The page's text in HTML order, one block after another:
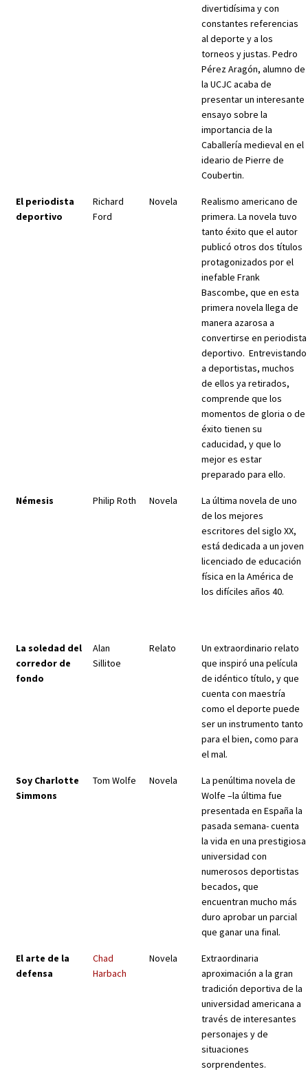
divertidísima y con
constantes referencias
al deporte y a los
torneos y justas. Pedro
Pérez Aragón, alumno de
la UCJC acaba de
presentar un interesante
ensayo sobre la
importancia de la
Caballería medieval en el
ideario de Pierre de
Coubertin.
El periodista
deportivo
Richard
Ford
Novela
Realismo americano de
primera. La novela tuvo
tanto éxito que el autor
publicó otros dos títulos
protagonizados por el
inefable Frank
Bascombe, que en esta
primera novela llega de
manera azarosa a
convertirse en periodista
deportivo. Entrevistando
a deportistas, muchos
de ellos ya retirados,
comprende que los
momentos de gloria o de
éxito tienen su
caducidad, y que lo
mejor es estar
preparado para ello.
Némesis Philip Roth Novela
La última novela de uno
de los mejores
escritores del siglo XX,
está dedicada a un joven
licenciado de educación
física en la América de
los difíciles años 40.
La soledad del
corredor de
fondo
Alan
Sillitoe
Relato
Un extraordinario relato
que inspiró una película
de idéntico título, y que
cuenta con maestría
como el deporte puede
ser un instrumento tanto
para el bien, como para
el mal.
Soy Charlotte
Simmons
Tom Wolfe Novela
La penúltima novela de
Wolfe –la última fue
presentada en España la
pasada semana- cuenta
la vida en una prestigiosa
universidad con
numerosos deportistas
becados, que
encuentran mucho más
duro aprobar un parcial
que ganar una final.
El arte de la
defensa
Chad
Harbach
Novela
Extraordinaria
aproximación a la gran
tradición deportiva de la
universidad americana a
través de interesantes
personajes y de
situaciones
sorprendentes.